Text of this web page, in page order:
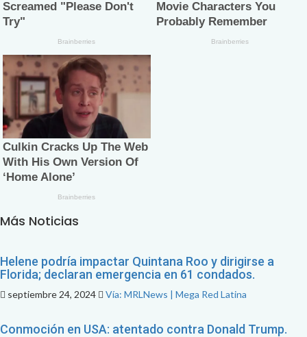
Más Noticias
Helene podría impactar Quintana Roo y dirigirse a
Florida; declaran emergencia en 61 condados.
septiembre 24, 2024 Vía: MRLNews | Mega Red Latina
Conmoción en USA: atentado contra Donald Trump.